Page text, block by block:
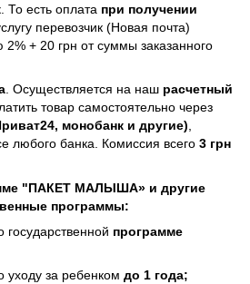
. То есть оплата при получении
перевозчик (Новая почта)
2% + 20 грн от суммы заказанного
. Осуществляется на наш расчетный
товар самостоятельно через
монобанк и другие)
любого банка. Комиссия всего 3 грн
"ПАКЕТ МАЛЫША» и другие
программы:
государственной программе
уходу за ребенком до 1 года;